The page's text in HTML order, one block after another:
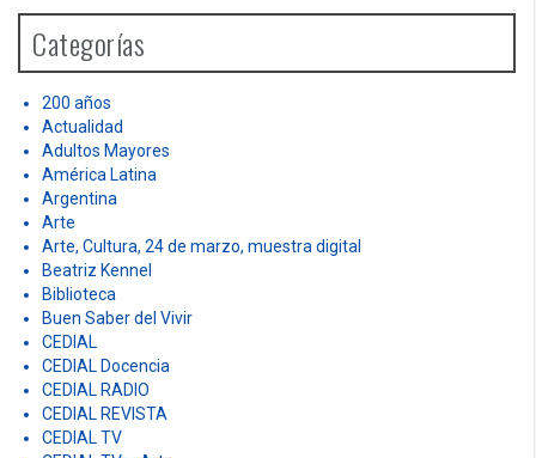
h
o
Categorías
200 años
Actualidad
Adultos Mayores
América Latina
Argentina
Arte
Arte, Cultura, 24 de marzo, muestra digital
Beatriz Kennel
Biblioteca
Buen Saber del Vivir
CEDIAL
CEDIAL Docencia
CEDIAL RADIO
CEDIAL REVISTA
CEDIAL TV